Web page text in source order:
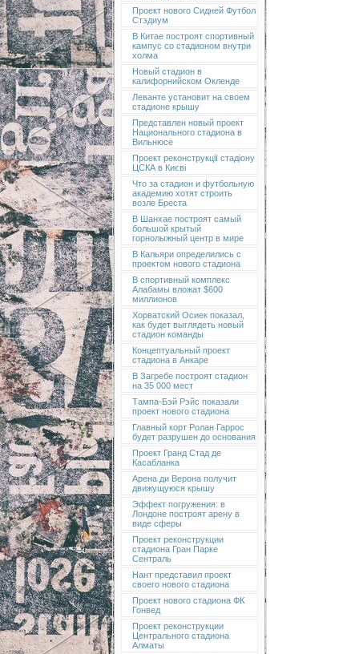
Проект нового Сидней Футбол
Стэдиум
В Китае построят спортивный
кампус со стадионом внутри
холма
Новый стадион в
калифорнийском Окленде
Леванте установит на своем
стадионе крышу
Представлен новый проект
Национального стадиона в
Вильнюсе
Проект реконструкції стадіону
ЦСКА в Києві
Что за стадион и футбольную
академию хотят строить
возле Бреста
В Шанхае построят самый
большой крытый
горнолыжный центр в мире
В Кальяри определились с
проектом нового стадиона
В спортивный комплекс
Алабамы вложат $600
миллионов
Хорватский Осиек показал,
как будет выглядеть новый
стадион команды
Концептуальный проект
стадиона в Анкаре
В Загребе построят стадион
на 35 000 мест
Тампа-Бэй Рэйс показали
проект нового стадиона
Главный корт Ролан Гаррос
будет разрушен до основания
Проект Гранд Стад де
Касабланка
Арена ди Верона получит
движущуюся крышу
Эффект погружения: в
Лондоне построят арену в
виде сферы
Проект реконструкции
стадиона Гран Парке
Сентраль
Нант представил проект
своего нового стадиона
Проект нового стадиона ФК
Гонвед
Проект реконструкции
Центрального стадиона
Алматы